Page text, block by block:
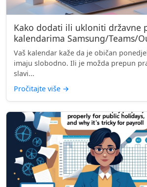
Kako dodati ili ukloniti državne
kalendarima Samsung/Teams/
Vaš kalendar kaže da je običan
imaju slobodno. Ili je možda prepun
slavi...
Pročitajte više →